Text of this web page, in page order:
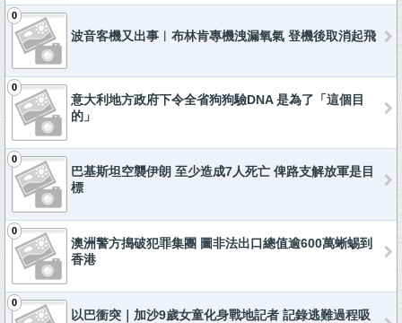
0
波音客機又出事︱布林肯專機洩漏氧氣 登機後取消起飛
0
意大利地方政府下令全省狗狗驗DNA 是為了「這個目
的」
0
巴基斯坦空襲伊朗 至少造成7人死亡 俾路支解放軍是目
標
0
澳洲警方搗破犯罪集團 圖非法出口總值逾600萬蜥蜴到
香港
0
以巴衝突｜加沙9歲女童化身戰地記者 記錄逃難過程吸